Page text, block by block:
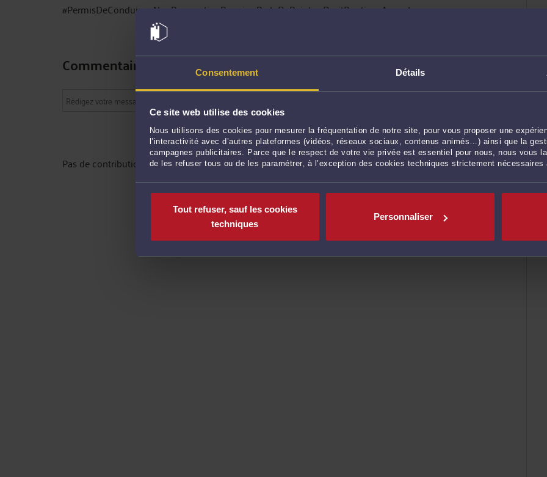
Consentement Détails
Ce site web utilise des cookies
Nous utilisons des cookies pour mesurer la fréquentation de notre site, pour vous proposer une
l’interactivité avec d’autres plateformes (vidéos, réseaux sociaux, contenus animés…) ainsi que la
campagnes publicitaires. Parce que le respect de votre vie privée est essentiel pour nous, nous vous
de les refuser tous ou de les paramétrer, à l’exception des cookies techniques strictement nécessaires
Tout refuser, sauf les cookies
techniques
Personnaliser
#PermisDeConduire #NonProrogationPermis #PerteDePoints #DroitRoutier #Avocat
Commentaires
ENVOYER
Pas de contribution, soyez le premier